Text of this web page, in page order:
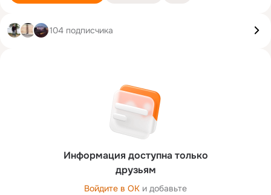
Информация доступна только
друзьям
Войдите в ОК и добавьте
104 подписчика